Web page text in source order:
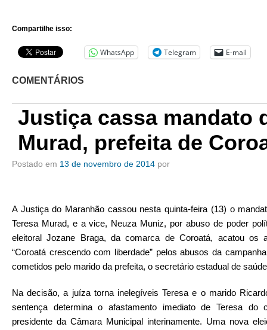
Compartilhe isso:
WhatsApp Telegram E-mail
COMENTÁRIOS
Justiça cassa mandato
Murad, prefeita de
Postado em 13 de novembro de 2014 por
A Justiça do Maranhão cassou nesta quinta-feira (13) o
Teresa Murad, e a vice, Neuza Muniz, por abuso de poder
eleitoral Jozane Braga, da comarca de Coroatá, acatou os
“Coroatá crescendo com liberdade” pelos abusos da
cometidos pelo marido da prefeita, o secretário estadual de
Na decisão, a juíza torna inelegíveis Teresa e o marido
sentença determina o afastamento imediato de Teresa
presidente da Câmara Municipal interinamente. Uma nova